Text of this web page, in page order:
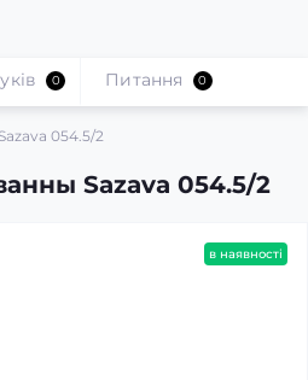
054.5/2
Sazava 054.5/2
0 Питання 0
в наявності